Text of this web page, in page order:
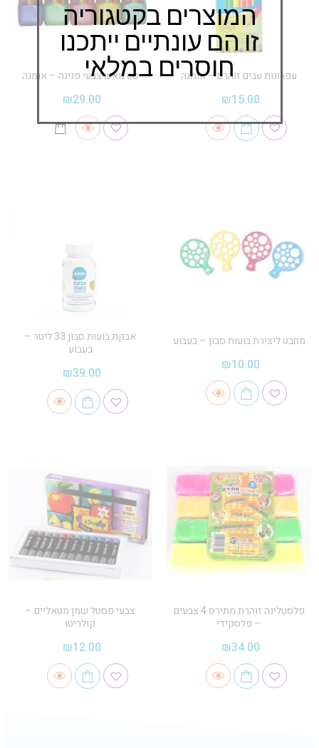
עפרונות עבים זוהרם – אומגה
₪15.00
סט גואש צבעי פנינה – אומגה
₪29.00
מחבט ליצירת בועות סבון – בעבוע
₪10.00
אבקת בועות סבון 33 ליטר –
בעבוע
₪39.00
פלסטלינה זוהרת מתירס 4 צבעים
– פלסקידי
₪34.00
צבעי פסטל שמן מטאליים –
קולריטו
₪12.00
המוצרים בקטגוריה
זו הם עונתיים ייתכנו
חוסרים במלאי